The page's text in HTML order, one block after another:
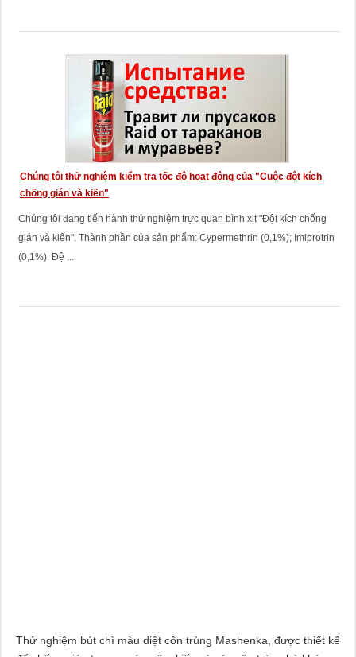
Chúng tôi thử nghiệm kiểm tra tốc độ hoạt động của "Cuộc đột kích
chống gián và kiến"
Chúng tôi đang tiến hành thử nghiệm trực quan bình xịt "Đột kích chống
gián và kiến". Thành phần của sản phẩm: Cypermethrin (0,1%); Imiprotrin
(0,1%). Đệ ...
Thử nghiệm bút chì màu diệt côn trùng Mashenka, được thiết kế